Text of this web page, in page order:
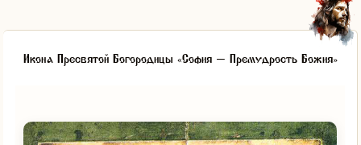
Икона Пресвятой Богородицы «София – Премудрость Божия»